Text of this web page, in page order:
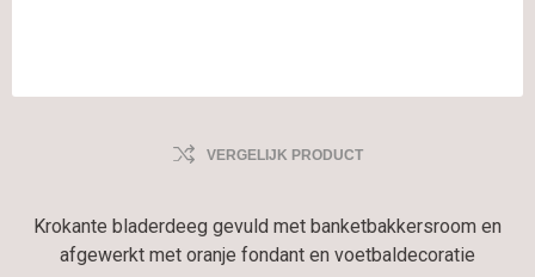
VERGELIJK PRODUCT
Krokante bladerdeeg gevuld met banketbakkersroom en
afgewerkt met oranje fondant en voetbaldecoratie